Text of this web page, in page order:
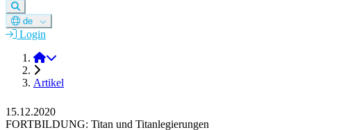
de
Login
DGM e.V.
Artikel
15.12.2020
FORTBILDUNG: Titan und Titanlegierungen